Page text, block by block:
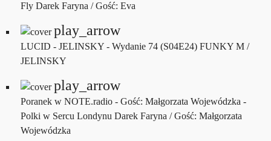
Fly Darek Faryna / Gość: Eva
play_arrow
LUCID - JELINSKY - Wydanie 74 (S04E24) FUNKY M /
JELINSKY
play_arrow
Poranek w NOTE.radio - Gość: Małgorzata Wojewódzka -
Polki w Sercu Londynu Darek Faryna / Gość: Małgorzata
Wojewódzka